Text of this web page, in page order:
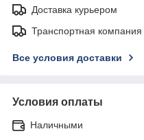
Доставка курьером
Транспортная компания
Все условия доставки
Условия оплаты
Наличными